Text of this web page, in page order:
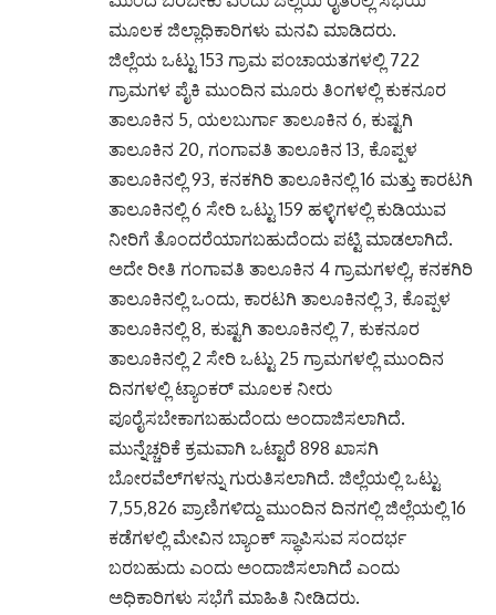
ಮೂಲಕ ಜಿಲ್ಲಾಧಿಕಾರಿಗಳು ಮನವಿ ಮಾಡಿದರು.
ಜಿಲ್ಲೆಯ ಒಟ್ಟು 153 ಗ್ರಾಮ ಪಂಚಾಯತಗಳಲ್ಲಿ 722
ಗ್ರಾಮಗಳ ಪೈಕಿ ಮುಂದಿನ ಮೂರು ತಿಂಗಳಲ್ಲಿ ಕುಕನೂರ
ತಾಲೂಕಿನ 5, ಯಲಬುರ್ಗಾ ತಾಲೂಕಿನ 6, ಕುಷ್ಟಗಿ
ತಾಲೂಕಿನ 20, ಗಂಗಾವತಿ ತಾಲೂಕಿನ 13, ಕೊಪ್ಪಳ
ತಾಲೂಕಿನಲ್ಲಿ 93, ಕನಕಗಿರಿ ತಾಲೂಕಿನಲ್ಲಿ 16 ಮತ್ತು ಕಾರಟಗಿ
ತಾಲೂಕಿನಲ್ಲಿ 6 ಸೇರಿ ಒಟ್ಟು 159 ಹಳ್ಳಿಗಳಲ್ಲಿ ಕುಡಿಯುವ
ನೀರಿಗೆ ತೊಂದರೆಯಾಗಬಹುದೆಂದು ಪಟ್ಟಿ ಮಾಡಲಾಗಿದೆ.
ಅದೇ ರೀತಿ ಗಂಗಾವತಿ ತಾಲೂಕಿನ 4 ಗ್ರಾಮಗಳಲ್ಲಿ, ಕನಕಗಿರಿ
ತಾಲೂಕಿನಲ್ಲಿ ಒಂದು, ಕಾರಟಗಿ ತಾಲೂಕಿನಲ್ಲಿ 3, ಕೊಪ್ಪಳ
ತಾಲೂಕಿನಲ್ಲಿ 8, ಕುಷ್ಟಗಿ ತಾಲೂಕಿನಲ್ಲಿ 7, ಕುಕನೂರ
ತಾಲೂಕಿನಲ್ಲಿ 2 ಸೇರಿ ಒಟ್ಟು 25 ಗ್ರಾಮಗಳಲ್ಲಿ ಮುಂದಿನ
ದಿನಗಳಲ್ಲಿ ಟ್ಯಾಂಕರ್ ಮೂಲಕ ನೀರು
ಪೂರೈಸಬೇಕಾಗಬಹುದೆಂದು ಅಂದಾಜಿಸಲಾಗಿದೆ.
ಮುನ್ನೆಚ್ಚರಿಕೆ ಕ್ರಮವಾಗಿ ಒಟ್ಟಾರೆ 898 ಖಾಸಗಿ
ಬೋರವೆಲ್‌ಗಳನ್ನು ಗುರುತಿಸಲಾಗಿದೆ. ಜಿಲ್ಲೆಯಲ್ಲಿ ಒಟ್ಟು
7,55,826 ಪ್ರಾಣಿಗಳಿದ್ದು ಮುಂದಿನ ದಿನಗಲ್ಲಿ ಜಿಲ್ಲೆಯಲ್ಲಿ 16
ಕಡೆಗಳಲ್ಲಿ ಮೇವಿನ ಬ್ಯಾಂಕ್ ಸ್ಥಾಪಿಸುವ ಸಂದರ್ಭ
ಬರಬಹುದು ಎಂದು ಅಂದಾಜಿಸಲಾಗಿದೆ ಎಂದು
ಅಧಿಕಾರಿಗಳು ಸಭೆಗೆ ಮಾಹಿತಿ ನೀಡಿದರು.